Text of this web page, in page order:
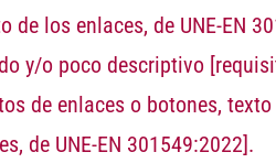
los enlaces, de UNE-EN
y/o poco descriptivo
de enlaces o botones,
de UNE-EN 301549:2022].